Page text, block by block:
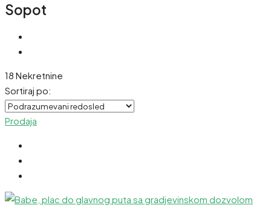
Sopot
18 Nekretnine
Sortiraj po:
Prodaja